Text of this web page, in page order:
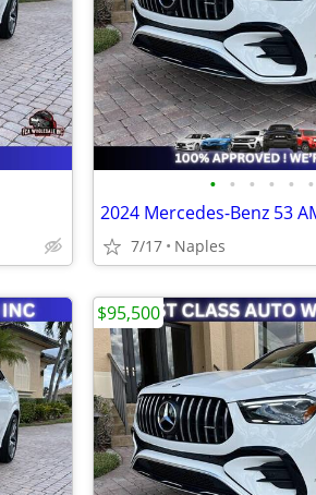
• • • • • •
2024 Mercedes-Benz 53
7/17 Naples
$95,500